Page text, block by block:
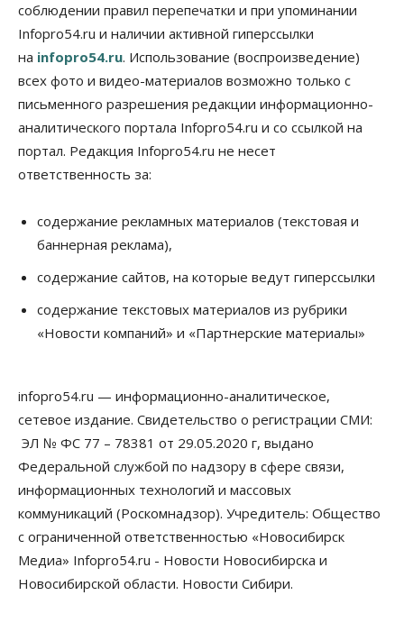
Бизнес Общество
Новосибирцы стали реже оформлять
дома по упрощенной схеме
07 Августа 2026, 16:00
Общество Право&Порядок
Роспотребнадзор изъял почти полторы тонны
мяса в Новосибирской области
Расходы новосибирцев на спорт выросли на 40%
за полгода
07 Августа 2026, 14:35
07 Августа 2026, 14:00
07 Августа 2026, 13:55
Авто Общество
Треть автовладельцев в Новосибирской области
«поставили машины на прикол»
07 Августа 2026, 13:00
Власть
Школы, библиотеки, пешеходные тротуары:
депутаты Госдумы контролируют работы на
социальных объектах
07 Августа 2026, 12:35
соблюдении правил перепечатки и при упоминании
Infopro54.ru и наличии активной гиперссылки
на infopro54.ru. Использование (воспроизведение)
всех фото и видео-материалов возможно только с
письменного разрешения редакции информационно-
аналитического портала Infopro54.ru и со ссылкой на
портал. Редакция Infopro54.ru не несет
ответственность за:
содержание рекламных материалов (текстовая и
баннерная реклама),
содержание сайтов, на которые ведут гиперссылки
содержание текстовых материалов из рубрики
«Новости компаний» и «Партнерские материалы»
infopro54.ru — информационно-аналитическое,
сетевое издание. Свидетельство о регистрации СМИ:
ЭЛ № ФС 77 – 78381 от 29.05.2020 г, выдано
Федеральной службой по надзору в сфере связи,
информационных технологий и массовых
коммуникаций (Роскомнадзор). Учредитель: Общество
с ограниченной ответственностью «Новосибирск
Медиа» Infopro54.ru - Новости Новосибирска и
Новосибирской области. Новости Сибири.